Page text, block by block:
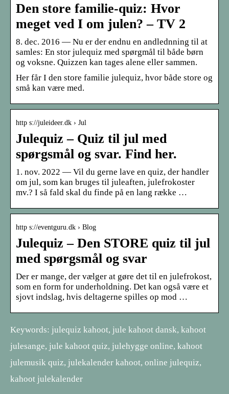
Den store familie-quiz: Hvor
meget ved I om julen? – TV 2
8. dec. 2016 — Nu er der endnu en andlednning til at
samles: En stor julequiz med spørgmål til både børn
og voksne. Quizzen kan tages alene eller sammen.
Her får I den store familie julequiz, hvor både store og
små kan være med.
http s://juleideer.dk › Jul
Julequiz – Quiz til jul med
spørgsmål og svar. Find her.
1. nov. 2022 — Vil du gerne lave en quiz, der handler
om jul, som kan bruges til juleaften, julefrokoster
mv.? I så fald skal du finde på en lang række …
http s://eventguru.dk › Blog
Julequiz – Den STORE quiz til jul
med spørgsmål og svar
Der er mange, der vælger at gøre det til en julefrokost,
som en form for underholdning. Det kan også være et
sjovt indslag, hvis deltagerne spilles op mod …
Keywords: julequiz kahoot, jule kahoot dansk, kahoot
julesange, jule kahoot quiz, julehygge online, kahoot
julemusik quiz, julekalender kahoot, online julequiz,
kahoot julekalender